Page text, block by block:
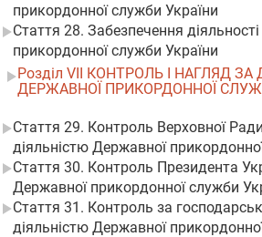
прикордонної служби України
Стаття 28. Забезпечення
прикордонної служби України
Розділ VII КОНТРОЛЬ І НАГЛЯД ЗА
ДЕРЖАВНОЇ ПРИКОРДОННОЇ
Стаття 29. Контроль Верховної
діяльністю Державної
Стаття 30. Контроль Президента
Державної прикордонної служби
Стаття 31. Контроль за
діяльністю Державної